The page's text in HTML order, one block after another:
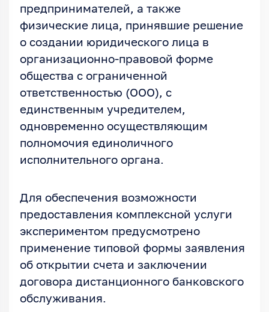
предпринимателей, а также
физические лица, принявшие решение
о создании юридического лица в
организационно-правовой форме
общества с ограниченной
ответственностью (ООО), с
единственным учредителем,
одновременно осуществляющим
полномочия единоличного
исполнительного органа.
Для обеспечения возможности
предоставления комплексной услуги
экспериментом предусмотрено
применение типовой формы заявления
об открытии счета и заключении
договора дистанционного банковского
обслуживания.